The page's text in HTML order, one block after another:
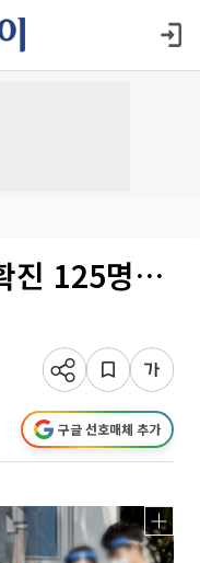
진 125명…
구글 선호매체 추가